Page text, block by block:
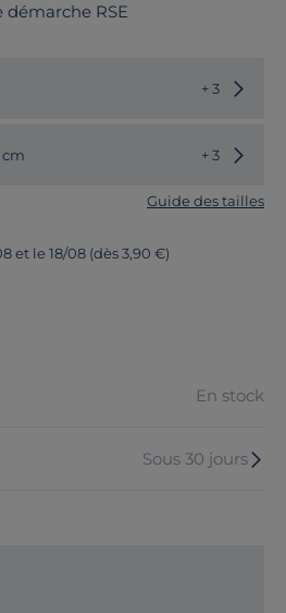
RSE
+ 3
cm + 3
Guide des tailles
et le 18/08 (dès 3,90 €)
En stock
Sous 30 jours